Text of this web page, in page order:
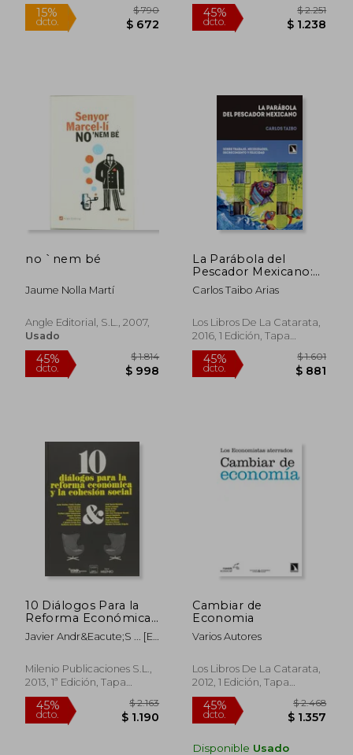
Blanda, Nuevo
45%
dcto.
no `nem bé
Jaume Nolla Martí
Angle Editorial, S.l., 2007,
Usado
45%
La Parábola del
Pescador Mexicano:
Sobre Trabajo,
Necesidades,
Felicidad
Carlos Taibo Arias
Los Libros De La Catarata,
2016, 1 Edición, Tapa
Blanda, Nuevo
10 Diálogos Para la
Reforma Económica
y la Cohesión Social
Javier Andr&Eacute;S ... [Et
Milenio Publicaciones S.L.,
2013, 1ª Edición, Tapa
Blanda, Nuevo
Cambiar de
Economia
Varios Autores
Los Libros De La Catarata,
2012, 1 Edición, Tapa
Blanda, Nuevo
Disponible Usado